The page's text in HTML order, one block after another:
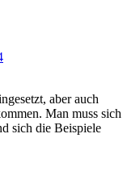
aber auch
Man muss sich
sich die Beispiele